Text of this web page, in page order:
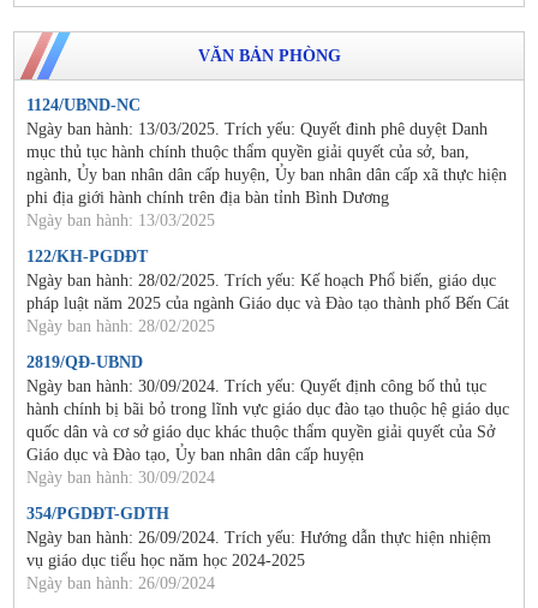
VĂN BẢN PHÒNG
1124/UBND-NC
Ngày ban hành: 13/03/2025. Trích yếu: Quyết đinh phê duyệt Danh
mục thủ tục hành chính thuộc thẩm quyền giải quyết của sở, ban,
ngành, Ủy ban nhân dân cấp huyện, Ủy ban nhân dân cấp xã thực hiện
phi địa giới hành chính trên địa bàn tỉnh Bình Dương
Ngày ban hành: 13/03/2025
122/KH-PGDĐT
Ngày ban hành: 28/02/2025. Trích yếu: Kế hoạch Phổ biến, giáo dục
pháp luật năm 2025 của ngành Giáo dục và Đào tạo thành phố Bến Cát
Ngày ban hành: 28/02/2025
2819/QĐ-UBND
Ngày ban hành: 30/09/2024. Trích yếu: Quyết định công bố thủ tục
hành chính bị bãi bỏ trong lĩnh vực giáo dục đào tạo thuộc hệ giáo dục
quốc dân và cơ sở giáo dục khác thuộc thẩm quyền giải quyết của Sở
Giáo dục và Đào tạo, Ủy ban nhân dân cấp huyện
Ngày ban hành: 30/09/2024
354/PGDĐT-GDTH
Ngày ban hành: 26/09/2024. Trích yếu: Hướng dẫn thực hiện nhiệm
vụ giáo dục tiểu học năm học 2024-2025
Ngày ban hành: 26/09/2024